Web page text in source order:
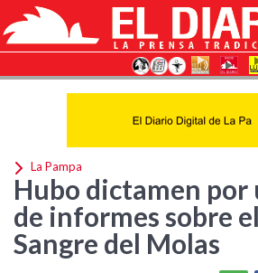
La Pampa
Hubo dictamen por
de informes sobre
Sangre del Molas